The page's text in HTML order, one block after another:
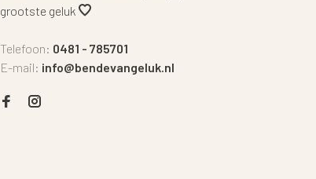
grootste geluk
Telefoon: 0481 - 785701
E-mail: info@bendevangeluk.nl